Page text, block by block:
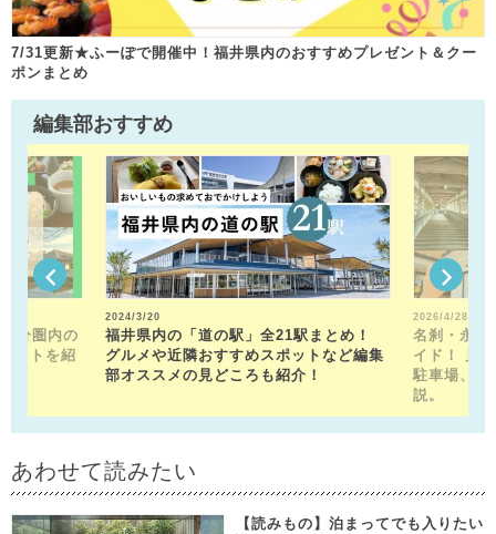
7/31更新★ふーぽで開催中！福井県内のおすすめプレゼント＆クー
ポンまとめ
編集部おすすめ
分圏内の
ットを紹
2024/3/20
福井県内の「道の駅」全21駅まとめ！
グルメや近隣おすすめスポットなど編集
部オススメの見どころも紹介！
2026/4/28
名刹・永平
イド！ 見
駐車場、お
説。
あわせて読みたい
【読みもの】泊まってでも入りたい